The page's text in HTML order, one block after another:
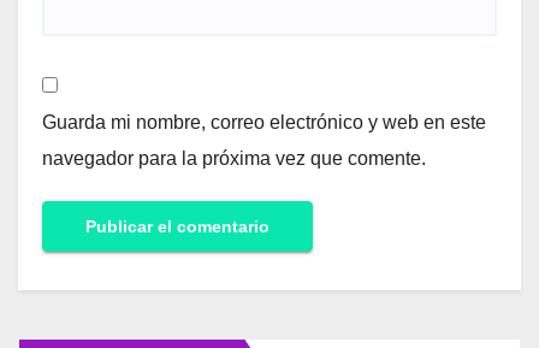
Guarda mi nombre, correo electrónico y web en este
navegador para la próxima vez que comente.